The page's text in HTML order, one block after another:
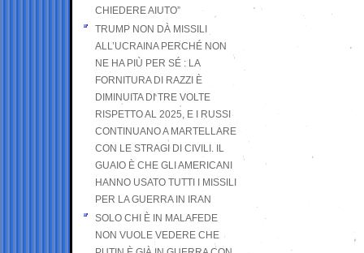
CHIEDERE AIUTO”
TRUMP NON DÀ MISSILI
ALL’UCRAINA PERCHÉ NON
NE HA PIÙ PER SÉ : LA
FORNITURA DI RAZZI È
DIMINUITA DI TRE VOLTE
RISPETTO AL 2025, E I RUSSI
CONTINUANO A MARTELLARE
CON LE STRAGI DI CIVILI. IL
GUAIO È CHE GLI AMERICANI
HANNO USATO TUTTI I MISSILI
PER LA GUERRA IN IRAN
SOLO CHI È IN MALAFEDE
NON VUOLE VEDERE CHE